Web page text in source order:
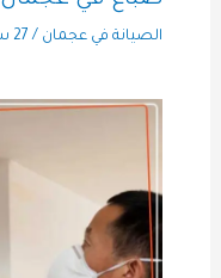
الصيانة في عجمان / 27 سبتمبر، 2023